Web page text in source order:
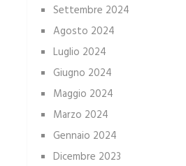
Settembre 2024
Agosto 2024
Luglio 2024
Giugno 2024
Maggio 2024
Marzo 2024
Gennaio 2024
Dicembre 2023